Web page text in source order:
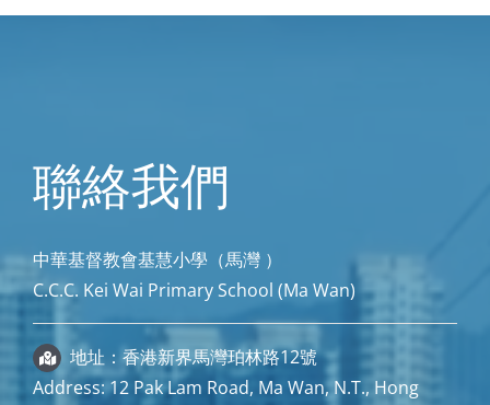
聯絡我們
中華基督教會基慧小學（馬灣 ）
C.C.C. Kei Wai Primary School (Ma Wan)
地址：香港新界馬灣珀林路12號
Address: 12 Pak Lam Road, Ma Wan, N.T., Hong